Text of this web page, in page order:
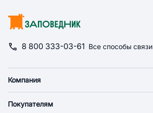
8 800 333-03-61 Все способы связи
Компания
Новости
Покупателям